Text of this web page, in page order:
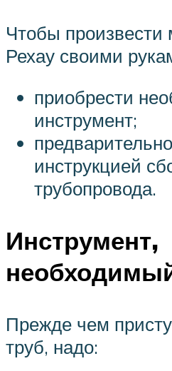
Чтобы произвести
Рехау своими
приобрести
инструмент;
инструкцией
трубопровода.
Инструмент,
Прежде чем
труб, надо: